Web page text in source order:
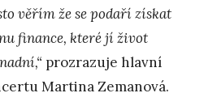
věřím že se podaří získat
finance, které jí život
prozrazuje hlavní
Martina Zemanová.